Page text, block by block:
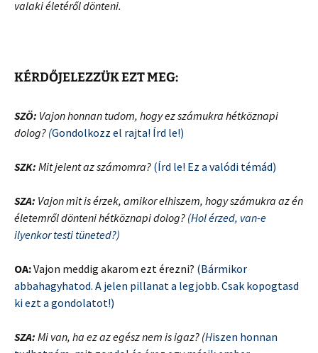
valaki életéről dönteni.
KÉRDŐJELEZZÜK EZT MEG:
SZÖ: Vajon honnan tudom, hogy ez számukra hétköznapi
dolog? (Gondolkozz el rajta! Írd le!)
SZK: Mit jelent az számomra? (Írd le! Ez a valódi témád)
SZA: Vajon mit is érzek, amikor elhiszem, hogy számukra az én
életemről dönteni hétköznapi dolog? (Hol érzed, van-e
ilyenkor testi tüneted?)
OA:Vajon meddig akarom ezt érezni? (Bármikor
abbahagyhatod. A jelen pillanat a legjobb. Csak kopogtasd
ki ezt a gondolatot!)
SZA: Mi van, ha ez az egész nem is igaz? (Hiszen honnan